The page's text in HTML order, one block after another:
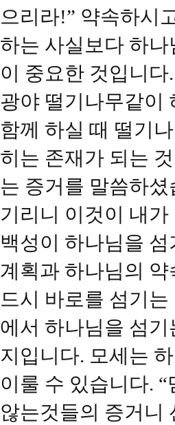
으리라!” 약속하시
하는 사실보다 하
이 중요한 것입니
광야 떨기나무같이
함께 하실 때 떨기
히는 존재가 되는
는 증거를 말씀하
기리니 이것이 내
백성이 하나님을
계획과 하나님의
드시 바로를 섬기
에서 하나님을 섬
지입니다. 모세는
이룰 수 있습니다.
않는것들의 증거니